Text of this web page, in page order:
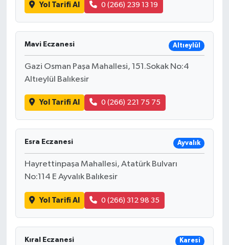
Yol Tarifi Al 0 (266) 239 13 19
Mavi Eczanesi Altıeylül
Gazi Osman Paşa Mahallesi, 151.Sokak No:4
Altıeylül Balıkesir
Yol Tarifi Al 0 (266) 221 75 75
Esra Eczanesi Ayvalık
Hayrettinpaşa Mahallesi, Atatürk Bulvarı
No:114 E Ayvalık Balıkesir
Yol Tarifi Al 0 (266) 312 98 35
Kıral Eczanesi Karesi